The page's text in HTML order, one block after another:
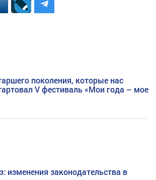
поколения, которые нас
V фестиваль «Мои года – мое
изменения законодательства в